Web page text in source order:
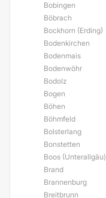
Bobingen
Böbrach
Bockhorn (Erding)
Bodenkirchen
Bodenmais
Bodenwöhr
Bodolz
Bogen
Böhen
Böhmfeld
Bolsterlang
Bonstetten
Boos (Unterallgäu)
Brand
Brannenburg
Breitbrunn